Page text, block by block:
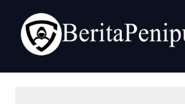
content